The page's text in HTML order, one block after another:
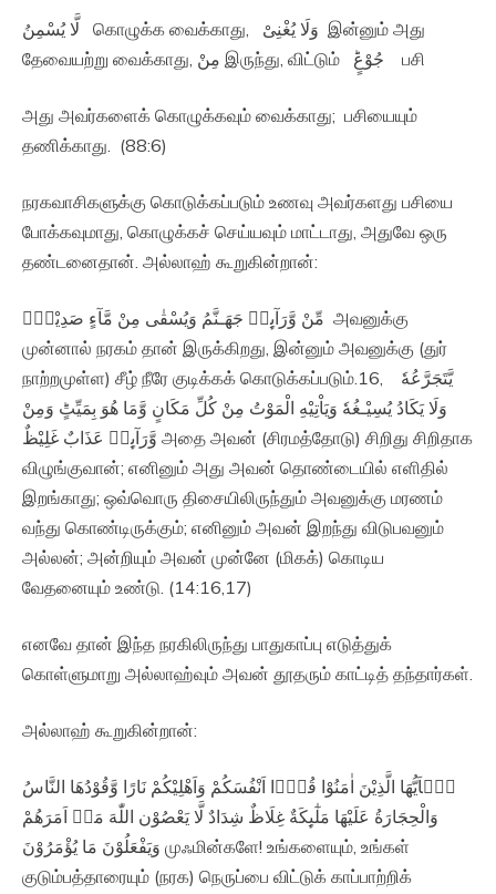
لَّا يُسْمِنُ கொழுக்க வைக்காது, وَلَا يُغْنِىْ இன்னும் அது
தேவையற்று வைக்காது, مِنْ இருந்து, விட்டும் جُوْعٍؕ‏ பசி
அது அவர்களைக் கொழுக்கவும் வைக்காது; பசியையும்
தணிக்காது. (88:6)
நரகவாசிகளுக்கு கொடுக்கப்படும் உணவு அவர்களது பசியை
போக்கவுமாது, கொழுக்கச் செய்யவும் மாட்டாது, அதுவே ஒரு
தண்டனைதான். அல்லாஹ் கூறுகின்றான்:
مِّنْ وَّرَآٮِٕهٖ جَهَـنَّمُ وَيُسْقٰى مِنْ مَّآءٍ صَدِيْدٍۙ‏ அவனுக்கு
முன்னால் நரகம் தான் இருக்கிறது, இன்னும் அவனுக்கு (துர்
நாற்றமுள்ள) சீழ் நீரே குடிக்கக் கொடுக்கப்படும்.16, يَّتَجَرَّعُهٗ
وَلَا يَكَادُ يُسِيْـغُهٗ وَيَاْتِيْهِ الْمَوْتُ مِنْ كُلِّ مَكَانٍ وَّمَا هُوَ بِمَيِّتٍؕ‌ وَمِنْ
وَّرَآٮِٕهٖ عَذَابٌ غَلِيْظٌ‏ அதை அவன் (சிரமத்தோடு) சிறிது சிறிதாக
விழுங்குவான்; எனினும் அது அவன் தொண்டையில் எளிதில்
இறங்காது; ஒவ்வொரு திசையிலிருந்தும் அவனுக்கு மரணம்
வந்து கொண்டிருக்கும்; எனினும் அவன் இறந்து விடுபவனும்
அல்லன்; அன்றியும் அவன் முன்னே (மிகக்) கொடிய
வேதனையும் உண்டு. (14:16,17)
எனவே தான் இந்த நரகிலிருந்து பாதுகாப்பு எடுத்துக்
கொள்ளுமாறு அல்லாஹ்வும் அவன் தூதரும் காட்டித் தந்தார்கள்.
அல்லாஹ் கூறுகின்றான்:
يٰۤاَيُّهَا الَّذِيْنَ اٰمَنُوْا قُوْۤا اَنْفُسَكُمْ وَاَهْلِيْكُمْ نَارًا وَّقُوْدُهَا النَّاسُ
وَالْحِجَارَةُ عَلَيْهَا مَلٰٓٮِٕكَةٌ غِلَاظٌ شِدَادٌ لَّا يَعْصُوْن اللّٰهَ مَاۤ اَمَرَهُمْ
وَيَفْعَلُوْنَ مَا يُؤْمَرُوْنَ‏ முஃமின்களே! உங்களையும், உங்கள்
குடும்பத்தாரையும் (நரக) நெருப்பை விட்டுக் காப்பாற்றிக்